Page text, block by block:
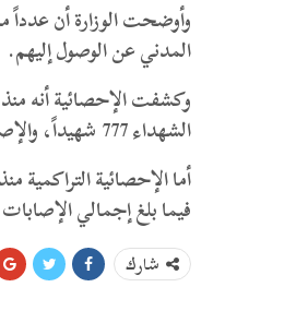
وأوضحت الوزارة أن
المدني عن الوصول إليهم.
الشهداء 777 شهيداً، والإصابات 2,193 إصابة، إلى جانب 761 حالة انتشال جثامين من تحت الأنقاض.
فيما بلغ إجمالي الإصابات 172,296 إصابة.
شارك